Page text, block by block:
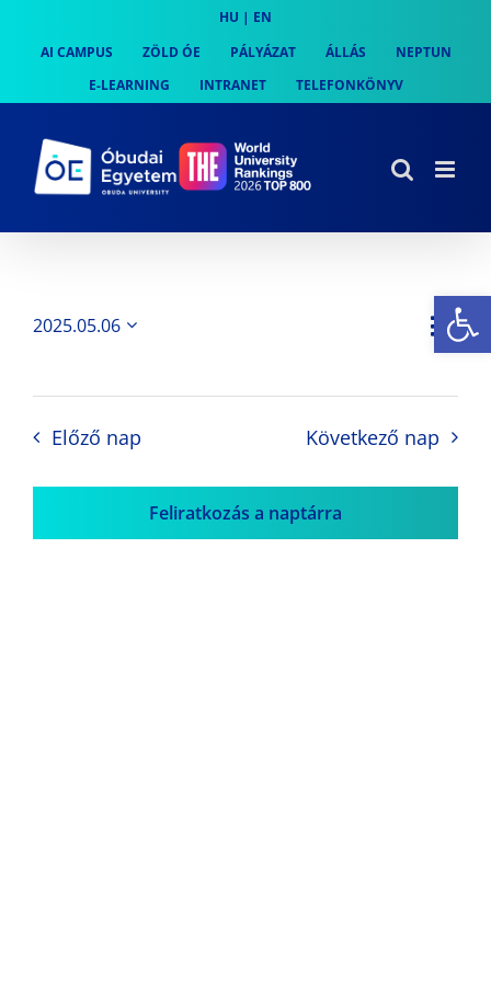
content
HU | EN
AI CAMPUS
ZÖLD ÓE PÁLYÁZAT ÁLLÁS
NEPTUN
E-LEARNING
INTRANET TELEFONKÖNYV
Nap
2025.05.06
Előző nap Következő nap
Feliratkozás a naptárra